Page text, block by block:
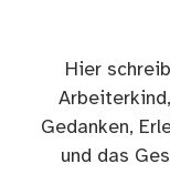
Hier
Gedanken,
und das